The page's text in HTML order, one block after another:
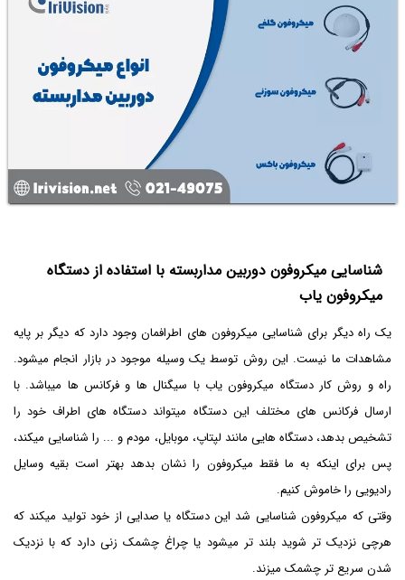
شناسایی میکروفون دوربین مداربسته با استفاده از دستگاه
میکروفون یاب
یک راه دیگر برای شناسایی میکروفون های اطرافمان وجود دارد که دیگر بر پایه
مشاهدات ما نیست. این روش توسط یک وسیله موجود در بازار انجام میشود.
راه و روش کار دستگاه میکروفون یاب با سیگنال ها و فرکانس ها میباشد. با
ارسال فرکانس های مختلف این دستگاه میتواند دستگاه های اطراف خود را
تشخیص بدهد، دستگاه هایی مانند لپتاپ، موبایل، مودم و ... را شناسایی میکند،
پس برای اینکه به ما فقط میکروفون را نشان بدهد بهتر است بقیه وسایل
رادیویی را خاموش کنیم.
وقتی که میکروفون شناسایی شد این دستگاه یا صدایی از خود تولید میکند که
هرچی نزدیک تر شوید بلند تر میشود یا چراغ چشمک زنی دارد که با نزدیک
شدن سریع تر چشمک میزند.